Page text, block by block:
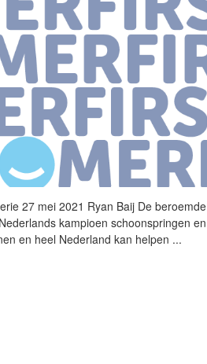
27 mei 2021 Ryan Baij De beroemde
kampioen schoonspringen en
en heel Nederland kan helpen ...